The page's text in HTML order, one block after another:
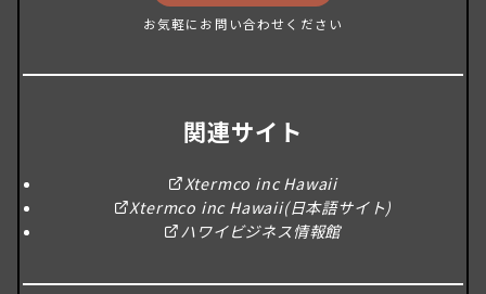
お気軽にお問い合わせください
関連サイト
Xtermco inc Hawaii
Xtermco inc Hawaii(日本語サイト)
ハワイビジネス情報館